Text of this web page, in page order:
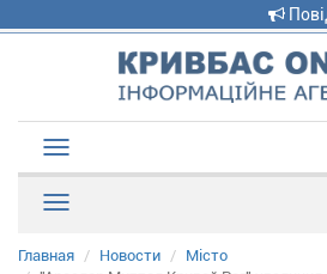
Главная Новости
Місто